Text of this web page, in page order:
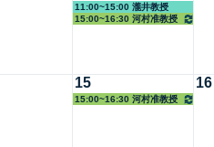
11:00~15:00 瀧井教授
15:00~16:30 河村准教授
15
15:00~16:30 河村准教授
16